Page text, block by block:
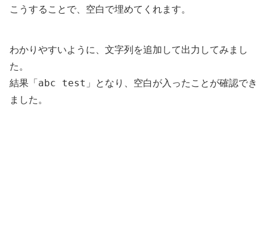
こうすることで、空白で埋めてくれます。
わかりやすいように、文字列を追加して出力してみまし
た。
結果「 abc test 」となり、空白が入ったことが確認でき
ました。